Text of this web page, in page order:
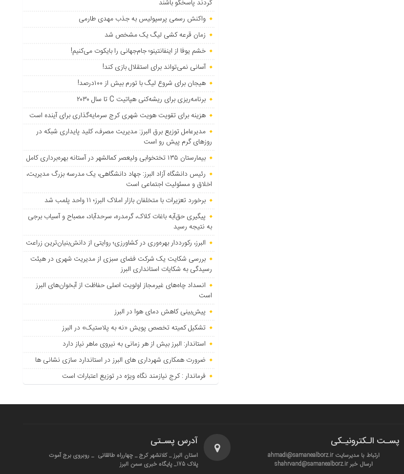
کردند پاسخگو باشند
واکنش رسمی پرسپولیس به جذب مهدی طارمی
زمان قرعه کشی لیگ یک مشخص شد
خشم یوفا از اینفانتینو؛ جام‌جهانی را بایکوت می‌کنیم!
آسانی نمی‌تواند برای استقلال بازی کند!
هیجان برای شروع لیگ با تورم بیش از ۱۰۰درصد!
برنامه‌ریزی برای ریشه‌کنی هپاتیت C تا سال ۲۰۳۰
هزینه برای تقویت هویت شهری کرج سرمایه‌گذاری برای آینده است
مدیرعامل توزیع برق البرز: مدیریت مصرف، کلید پایداری شبکه در
روزهای گرم پیش رو است
بیمارستان ۱۳۵ تختخوابی ولیعصر کمالشهر در آستانه بهره‌برداری کامل
رئیس دانشگاه آزاد البرز: جهاد دانشگاهی، یک مدرسه بزرگ مدیریت،
اخلاق و مسئولیت اجتماعی است
برخورد تعزیرات با متخلفان بازار املاک البرز؛ ۱۱ واحد پلمب شد
پیگیری حق‌آبه باغات کلاک، گرمدره، سرحدآباد، مصباح و آسیاب برجی
به نتیجه رسید
البرز، رکورددار بهره‌وری در کشاورزی؛ روایتی از دانش‌بنیان‌ترین زراعت
بررسی شکایت یک شرکت فضای سبزی از مدیریت شهری در هیئت
رسیدگی به شکایات استانداری البرز
انسداد چاه‌های غیرمجاز اولویت اصلی حفاظت از آبخوان‌های البرز
است
پیش‌بینی کاهش دمای هوا در البرز
تشکیل کمیته تخصص پویش «نه به پلاستیک» در البرز
استاندار: البرز بیش از هر زمانی به نیروی ماهر نیاز دارد
ضرورت همکاری شهرداری های البرز در استاندارد سازی نشانی ها
فرماندار : کرج نیازمند نگاه ویژه در توزیع اعتبارات است
پسـت الـکترونیـکی
ارتباط با مدیرسایت ahmadi@samanealborz.ir
ارسال خبر shahrvand@samanealborz.ir
آدرس پسـتی
استان البرز _ کلانشهر کرج _ چهارراه طالقانی _ روبروی برج آموت
پلاک 175_ پایگاه خبری سمن البرز